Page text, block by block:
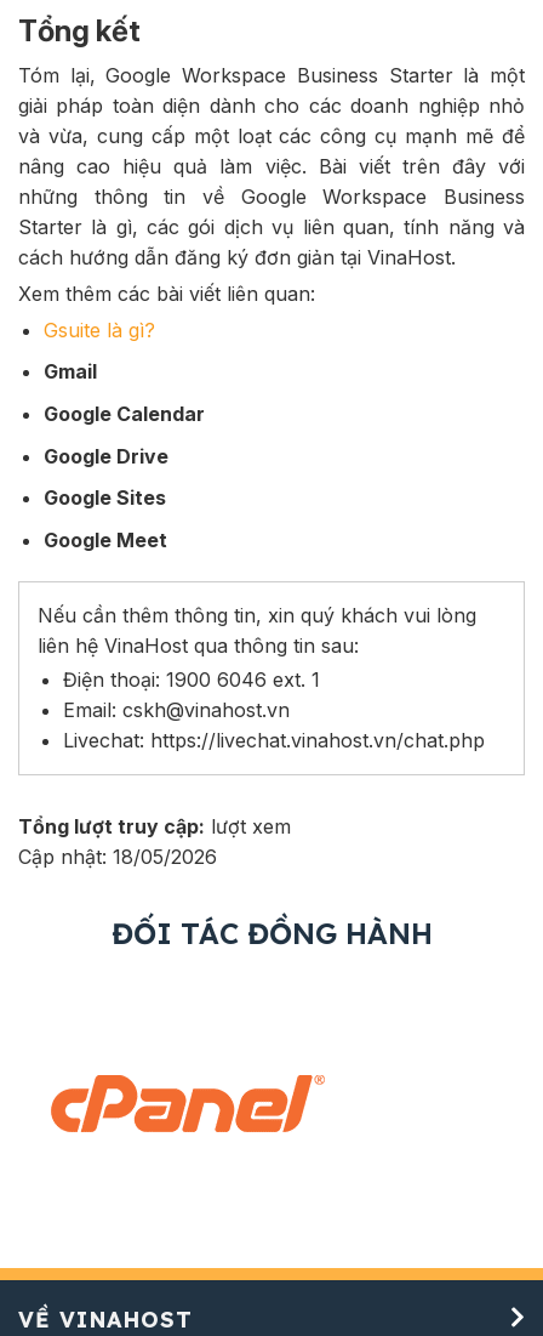
Tổng kết
Tóm lại, Google Workspace Business Starter là một
giải pháp toàn diện dành cho các doanh nghiệp nhỏ
và vừa, cung cấp một loạt các công cụ mạnh mẽ để
nâng cao hiệu quả làm việc. Bài viết trên đây với
những thông tin về Google Workspace Business
Starter là gì, các gói dịch vụ liên quan, tính năng và
cách hướng dẫn đăng ký đơn giản tại VinaHost.
Xem thêm các bài viết liên quan:
Gsuite là gì?
Gmail
Google Calendar
Google Drive
Google Sites
Google Meet
Nếu cần thêm thông tin, xin quý khách vui lòng
liên hệ VinaHost qua thông tin sau:
Điện thoại: 1900 6046 ext. 1
Email: cskh@vinahost.vn
Livechat: https://livechat.vinahost.vn/chat.php
Tổng lượt truy cập: lượt xem
Cập nhật: 18/05/2026
ĐỐI TÁC ĐỒNG HÀNH
VỀ VINAHOST